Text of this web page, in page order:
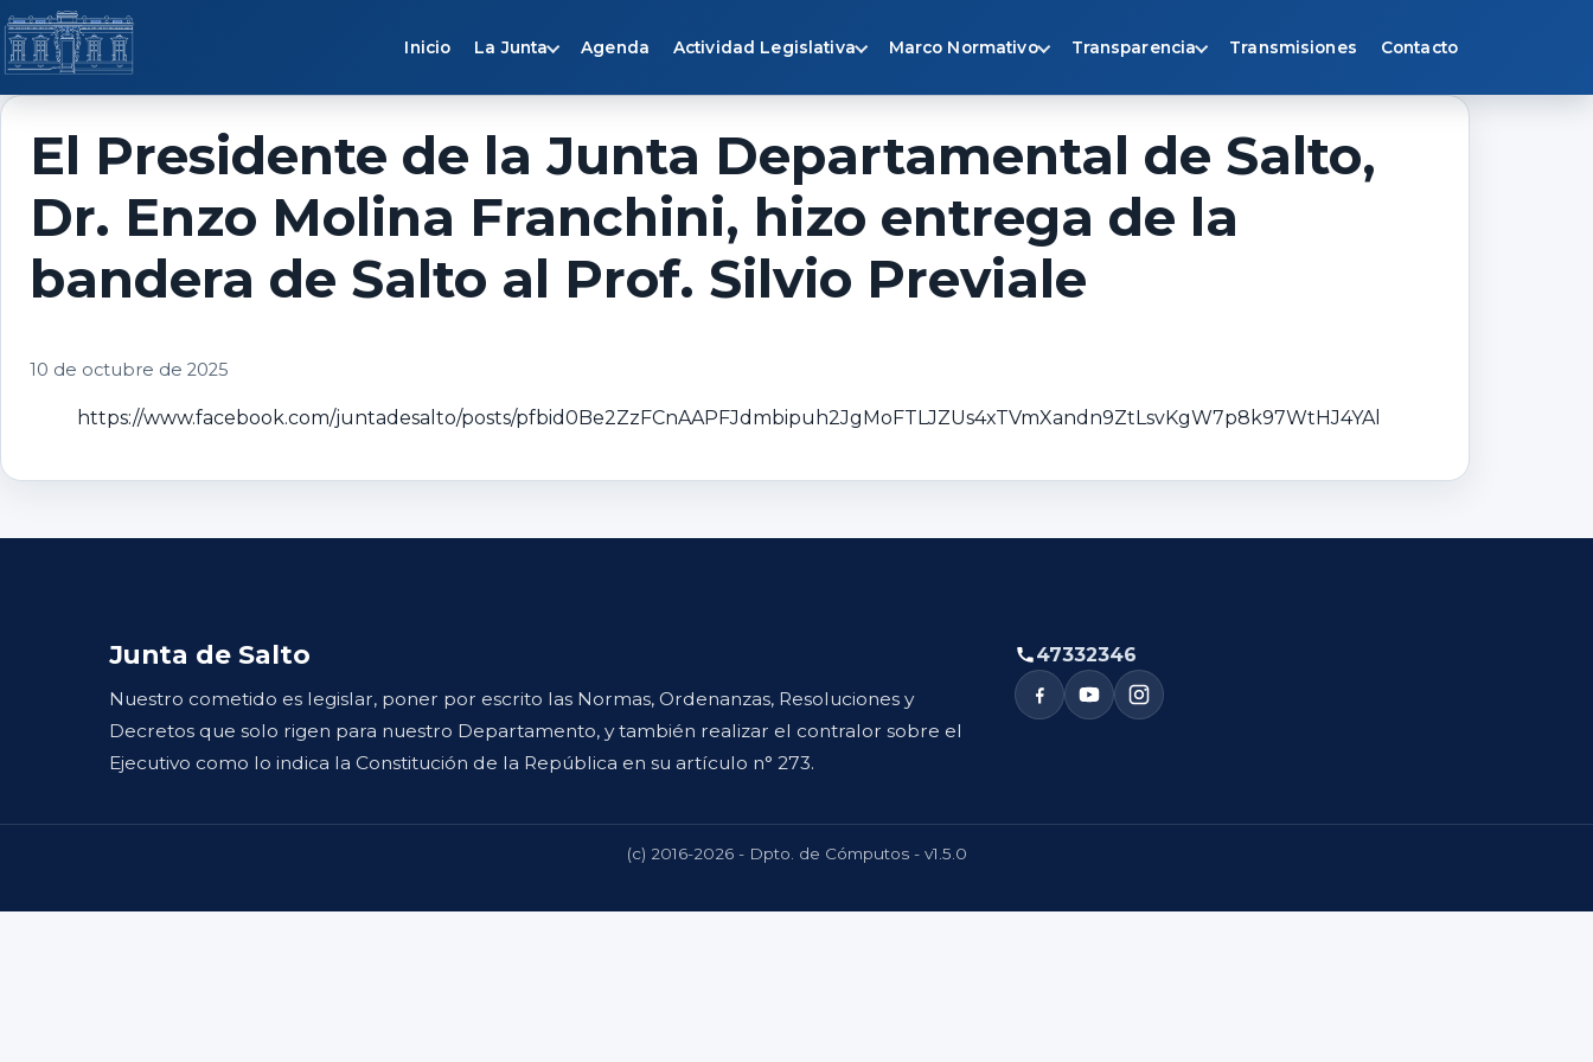
Saltar al contenido
Inicio La Junta Agenda Actividad Legislativa Marco Normativo Transparencia Transmisiones Contacto
El Presidente de la Junta Departamental de Salto,
Dr. Enzo Molina Franchini, hizo entrega de la
bandera de Salto al Prof. Silvio Previale
10 de octubre de 2025
https://www.facebook.com/juntadesalto/posts/pfbid0Be2ZzFCnAAPFJdmbipuh2JgMoFTLJZUs4xTVmXandn9ZtLsvKgW7p8k97WtHJ4YAl
Junta de Salto
Nuestro cometido es legislar, poner por escrito las Normas, Ordenanzas, Resoluciones y
Decretos que solo rigen para nuestro Departamento, y también realizar el contralor sobre el
Ejecutivo como lo indica la Constitución de la República en su artículo n° 273.
47332346
(c) 2016-2026 - Dpto. de Cómputos - v1.5.0